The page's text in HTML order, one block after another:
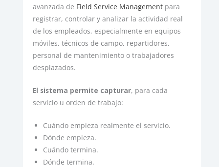
avanzada de Field Service Management para
registrar, controlar y analizar la actividad real
de los empleados, especialmente en equipos
móviles, técnicos de campo, repartidores,
personal de mantenimiento o trabajadores
desplazados.
El sistema permite capturar, para cada
servicio u orden de trabajo:
Cuándo empieza realmente el servicio.
Dónde empieza.
Cuándo termina.
Dónde termina.